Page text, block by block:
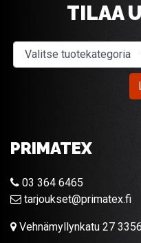
TILAA
Valitse
PRIMATEX
03 364 6465
tarjoukset@primatex.fi
Vehnämyllynkatu 27